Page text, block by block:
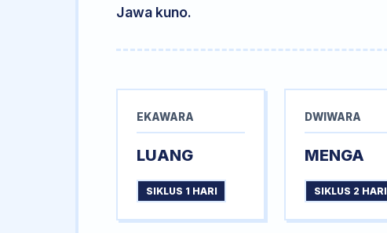
Jawa kuno.
EKAWARA
LUANG
SIKLUS 1 HARI
DWIWARA
MENGA
SIKLUS 2 HARI